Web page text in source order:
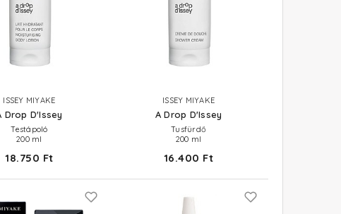
ISSEY MIYAKE
Drop D'Issey
Testápoló
200 ml
18.750 Ft
ISSEY MIYAKE
A Drop D'Issey
Tusfürdő
200 ml
16.400 Ft